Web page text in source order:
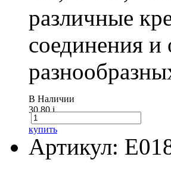
различные
соединения и
В Наличии
30.80i
купить
Артикул: